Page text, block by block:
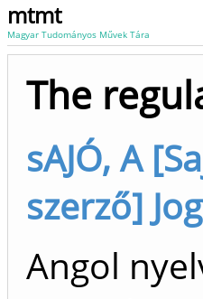
mtmt
Magyar Tudományos Művek Tára
The
sAJÓ, A
szerző]
Angol